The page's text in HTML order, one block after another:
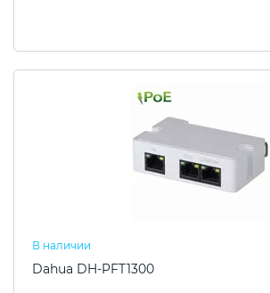
В наличии
Dahua DH-PFT1300